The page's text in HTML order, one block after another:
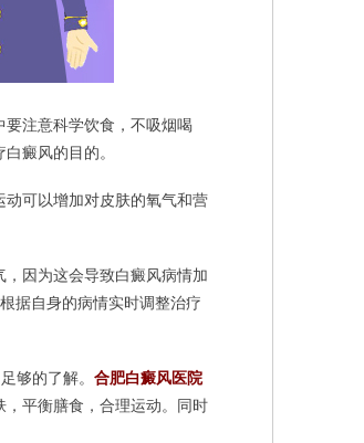
注意科学饮食，不吸烟喝
癜风的目的。
可以增加对皮肤的氧气和营
因为这会导致白癜风病情加
据自身的病情实时调整治疗
够的了解。 合肥白癜风医院
平衡膳食，合理运动。同时